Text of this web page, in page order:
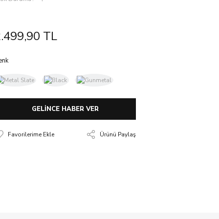
TL
GELİNCE HABER VER
Ürünü Paylaş